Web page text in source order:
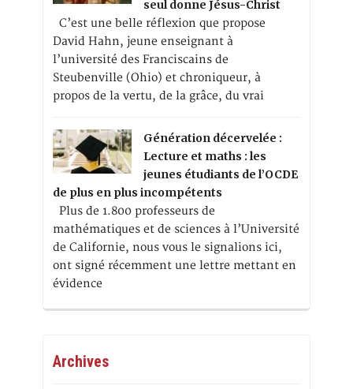
seul donne Jésus-Christ
C’est une belle réflexion que propose
David Hahn, jeune enseignant à
l’université des Franciscains de
Steubenville (Ohio) et chroniqueur, à
propos de la vertu, de la grâce, du vrai
Génération décervelée :
Lecture et maths : les
jeunes étudiants de l’OCDE
de plus en plus incompétents
Plus de 1.800 professeurs de
mathématiques et de sciences à l’Université
de Californie, nous vous le signalions ici,
ont signé récemment une lettre mettant en
évidence
Archives